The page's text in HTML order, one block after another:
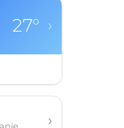
27° ›
›